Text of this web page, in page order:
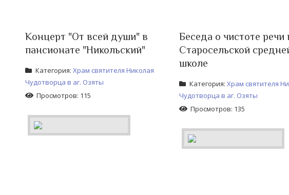
Концерт "От всей души" в
пансионате "Никольский"
Категория:Храм святителя Николая
Чудотворца в аг. Озяты
Просмотров: 115
Беседа о чистоте речи
Старосельской
школе
Категория: Храм святителя
Чудотворца в аг. Озяты
Просмотров: 135